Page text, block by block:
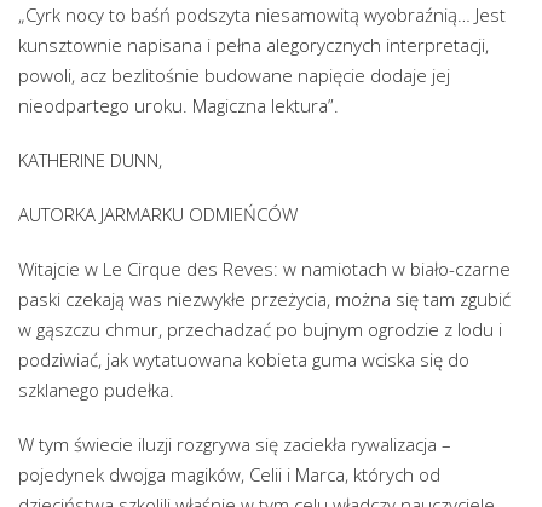
„Cyrk nocy to baśń podszyta niesamowitą wyobraźnią… Jest
kunsztownie napisana i pełna alegorycznych interpretacji,
powoli, acz bezlitośnie budowane napięcie dodaje jej
nieodpartego uroku. Magiczna lektura”.
KATHERINE DUNN,
AUTORKA JARMARKU ODMIEŃCÓW
Witajcie w Le Cirque des Reves: w namiotach w biało-czarne
paski czekają was niezwykłe przeżycia, można się tam zgubić
w gąszczu chmur, przechadzać po bujnym ogrodzie z lodu i
podziwiać, jak wytatuowana kobieta guma wciska się do
szklanego pudełka.
W tym świecie iluzji rozgrywa się zaciekła rywalizacja –
pojedynek dwojga magików, Celii i Marca, których od